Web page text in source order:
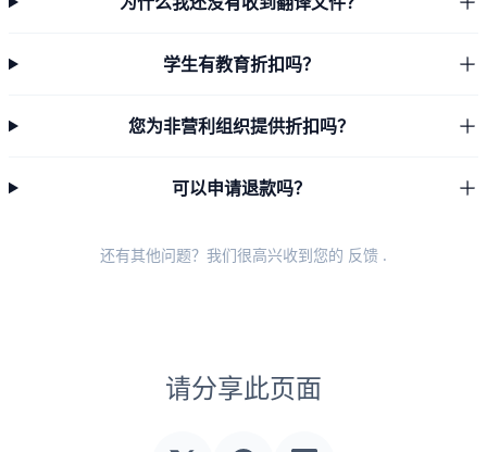
学生有教育折扣吗？
您为非营利组织提供折扣吗？
可以申请退款吗？
还有其他问题？我们很高兴收到您的 反馈 .
请分享此页面